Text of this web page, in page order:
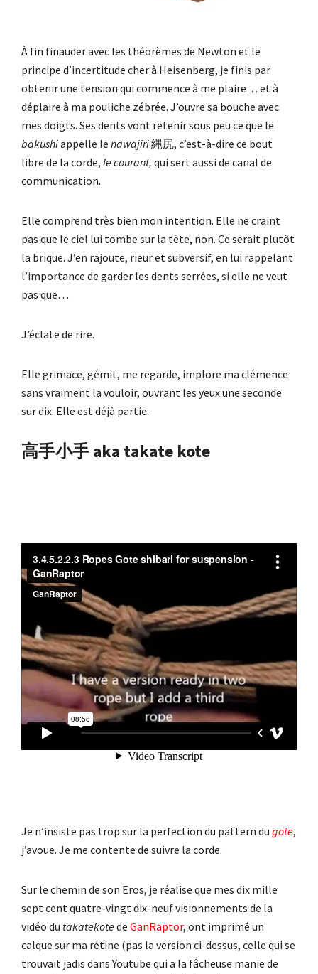
À fin finauder avec les théorèmes de Newton et le
principe d’incertitude cher à Heisenberg, je finis par
obtenir une tension qui commence à me plaire… et à
déplaire à ma pouliche zébrée. J’ouvre sa bouche avec
mes doigts. Ses dents vont retenir sous peu ce que le
bakushiappelle le nawajiri縄尻, c’est-à-dire ce bout
libre de la corde, le courant, qui sert aussi de canal de
communication.
Elle comprend très bien mon intention. Elle ne craint
pas que le ciel lui tombe sur la tête, non. Ce serait plutôt
la brique. J’en rajoute, rieur et subversif, en lui rappelant
l’importance de garder les dents serrées, si elle ne veut
pas que…
J’éclate de rire.
Elle grimace, gémit, me regarde, implore ma clémence
sans vraiment la vouloir, ouvrant les yeux une seconde
sur dix. Elle est déjà partie.
高手小手 aka takate kote
Je n’insiste pas trop sur la perfection du pattern du gote,
j’avoue. Je me contente de suivre la corde.
Sur le chemin de son Eros, je réalise que mes dix mille
sept cent quatre-vingt dix-neuf visionnements de la
vidéo du takatekotede GanRaptor, ont imprimé un
calque sur ma rétine (pas la version ci-dessus, celle qui se
trouvait jadis dans Youtube qui a la fâcheuse manie de